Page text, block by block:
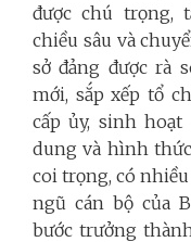
được chú trọng,
chiều sâu và
sở đảng được rà
mới, sắp xếp tổ
cấp ủy, sinh
dung và hình
coi trọng, có
ngũ cán bộ của
bước trưởng